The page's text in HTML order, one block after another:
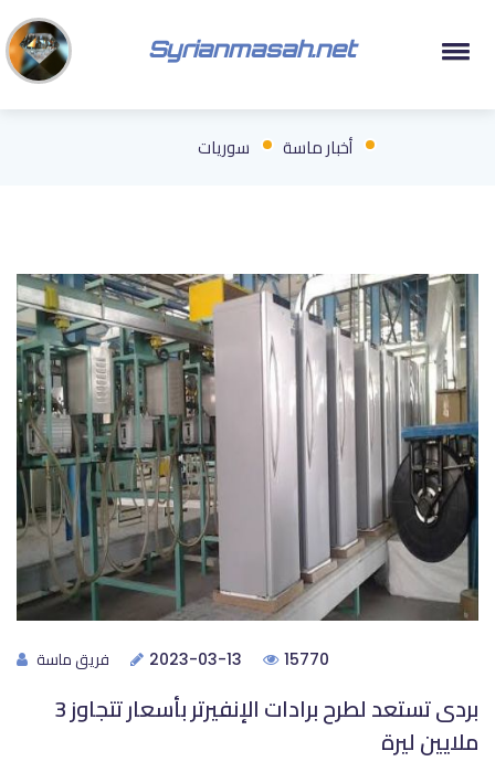
Syrianmasah.net
أخبار ماسة سوريات
فريق ماسة 2023-03-13 15770
بردى تستعد لطرح برادات الإنفيرتر بأسعار تتجاوز 3
ملايين ليرة